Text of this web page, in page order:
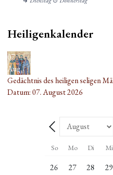
Heiligenkalender
07
Aug.
Gedächtnis des heiligen seligen
Datum:07. August 2026
Zurück - Monat
Monat
So Mo Di Mi
26
5 Veranstaltungen
27
Einzelne28
2 29